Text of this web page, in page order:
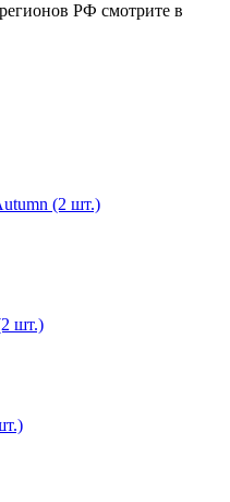
РФ смотрите в
(2 шт.)
шт.)